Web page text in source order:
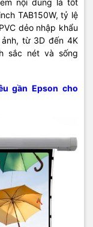
TAB150W, tỷ lệ
dẻo nhập khẩu
từ 3D đến 4K
sắc nét và sống
gần Epson cho